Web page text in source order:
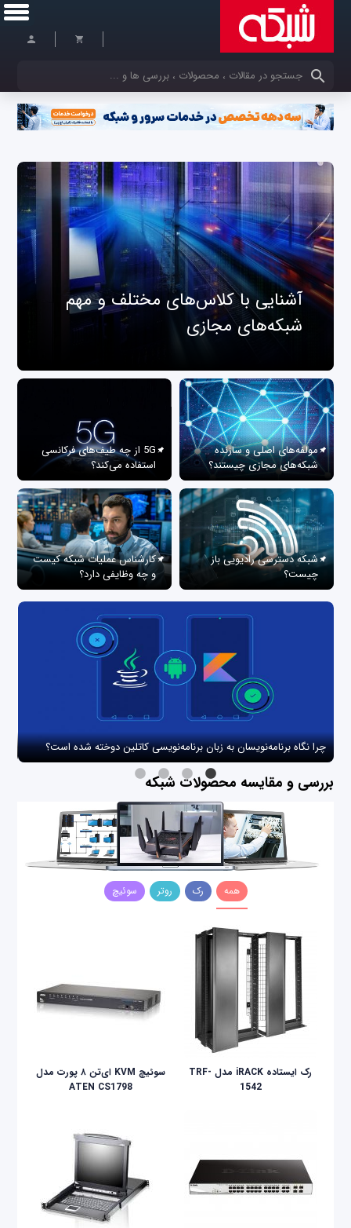
کلمات کلیدی خود را وارد کنید
آشنایی با کلاس‌های مختلف و مهم
شبکه‌های مجازی
مولفه‌های اصلی و سازنده
شبکه‌های مجازی چیستند؟
5G از چه طیف‌های فرکانسی
استفاده می‌کند؟
شبکه دسترسی رادیویی باز
چیست؟
کارشناس عملیات شبکه کیست
و چه وظایفی دارد؟
چرا نگاه برنامه‌نویسان به زبان برنامه‌نویسی کاتلین دوخته شده است؟
بررسی و مقایسه محصولات شبکه
همه رک روتر سوئیچ
رک ایستاده iRACK مدل TRF-
1542
سوئیچ KVM ای‌تن ۸ پورت مدل
ATEN CS1798